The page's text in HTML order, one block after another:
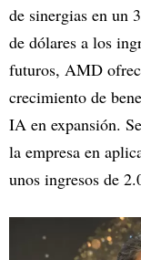
de sinergias en un
de dólares a los
futuros, AMD
crecimiento de
IA en expansión.
la empresa en
unos ingresos de